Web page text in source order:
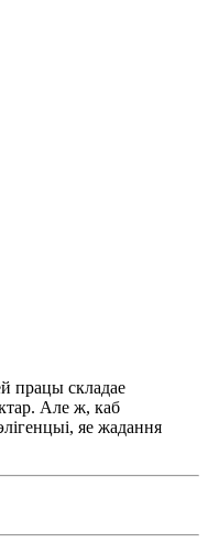
працы складае
Але ж, каб
яе жадання